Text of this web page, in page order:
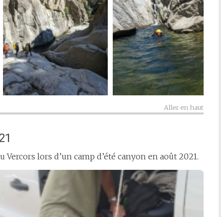
Aller en haut
lors d’un camp d’été canyon en août 2021.